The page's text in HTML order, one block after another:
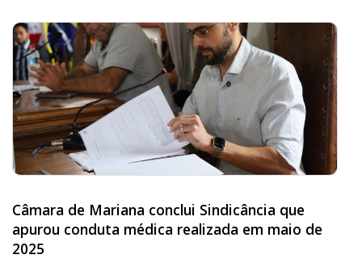
Câmara de Mariana conclui Sindicância que
apurou conduta médica realizada em maio de
2025